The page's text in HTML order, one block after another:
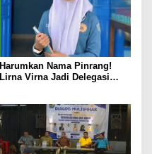
Harumkan Nama Pinrang!
Lirna Virna Jadi Delegasi